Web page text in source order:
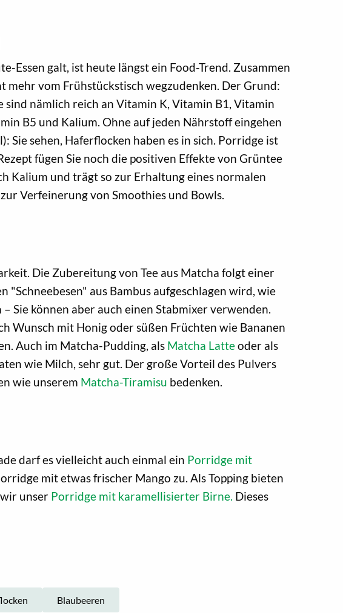
Essen galt, ist heute längst ein Food-Trend. Zusammen
vom Frühstückstisch wegzudenken. Der Grund:
nämlich reich an Vitamin K, Vitamin B1, Vitamin
B5 und Kalium. Ohne auf jeden Nährstoff eingehen
Sie sehen, Haferflocken haben es in sich. Porridge ist
fügen Sie noch die positiven Effekte von Grüntee
Kalium und trägt so zur Erhaltung eines normalen
Verfeinerung von Smoothies und Bowls.
Die Zubereitung von Tee aus Matcha folgt einer
aus Bambus aufgeschlagen wird, wie
Sie können aber auch einen Stabmixer verwenden.
Wunsch mit Honig oder süßen Früchten wie Bananen
Auch im Matcha-Pudding, als Matcha Latteoder als
wie Milch, sehr gut. Der große Vorteil des Pulvers
wie unserem Matcha-Tiramisu bedenken.
darf es vielleicht auch einmal ein Porridge mit
mit etwas frischer Mango zu. Als Topping bieten
unser Porridge mit karamellisierter Birne. Dieses
Blaubeeren